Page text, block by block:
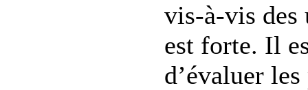
vis-à-vis des
est forte. Il
d’évaluer